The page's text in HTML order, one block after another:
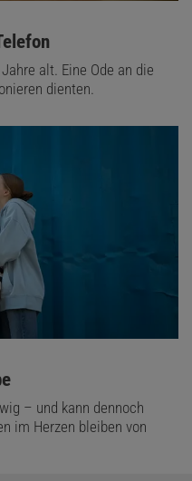
alt. Eine Ode an die
dienten.
– und kann dennoch
im Herzen bleiben von